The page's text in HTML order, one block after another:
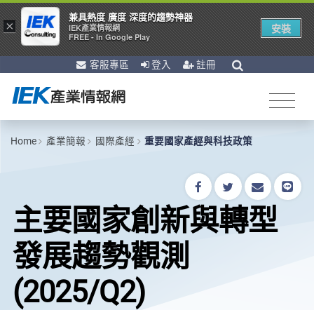
客服專區 登入 註冊
Home 產業簡報 國際產經 重要國家產經與科技政策
主要國家創新與轉型
發展趨勢觀測
(2025/Q2)
×
兼具熱度 廣度 深度的趨勢神器
IEK產業情報網
FREE - In Google Play
安裝